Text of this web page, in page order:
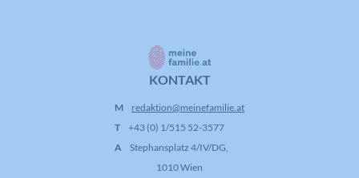
KONTAKT
M
redaktion@meinefamilie.at
T
+43 (0) 1/515 52-3577
A
Stephansplatz 4/IV/DG,
1010 Wien